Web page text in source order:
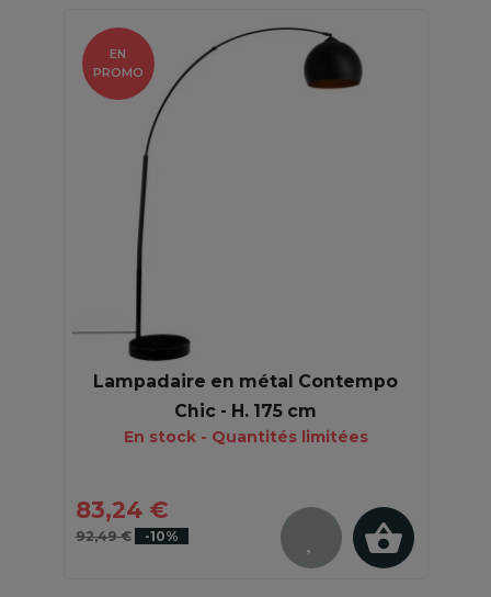
Lampadaire en métal Contempo
Chic - H. 175 cm
En stock - Quantités limitées
83,24 €
92,49 € -10%
EN
PROMO